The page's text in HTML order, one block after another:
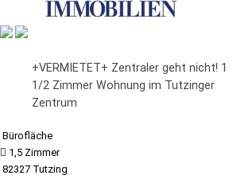
+VERMIETET+ Zentraler geht nicht! 1
1/2 Zimmer Wohnung im Tutzinger
Zentrum
Bürofläche
1,5 Zimmer
82327 Tutzing